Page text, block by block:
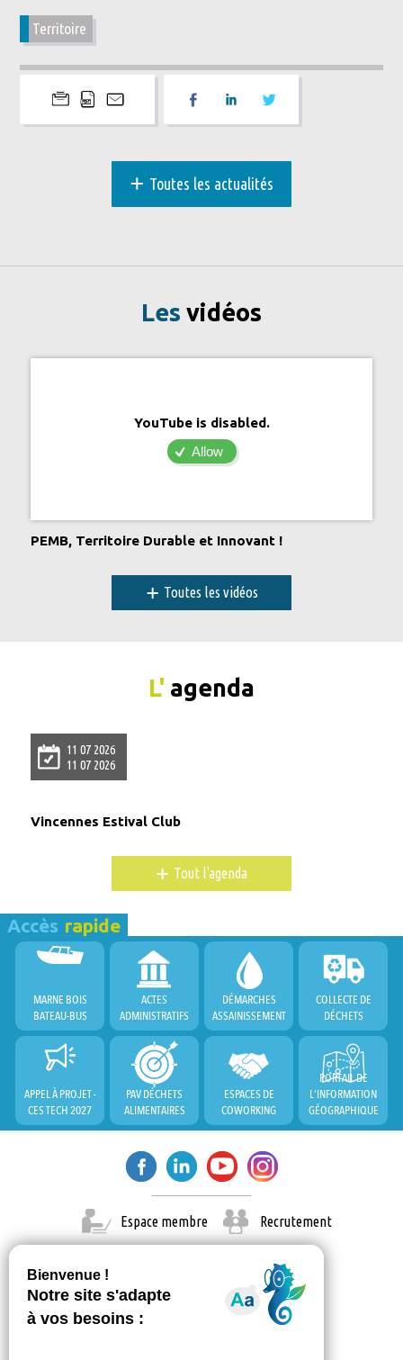
Territoire
+ Toutes les actualités
Les vidéos
YouTube is disabled.
Allow
PEMB, Territoire Durable et Innovant !
+ Toutes les vidéos
L' agenda
11 07 2026
11 07 2026
Vincennes Estival Club
+ Tout l'agenda
Accès rapide
MARNE BOIS
BATEAU-BUS
ACTES
ADMINISTRATIFS
DÉMARCHES
ASSAINISSEMENT
COLLECTE DE
DÉCHETS
APPEL À PROJET -
CES TECH 2027
PAV DÉCHETS
ALIMENTAIRES
ESPACES DE
COWORKING
PORTAIL DE
L'INFORMATION
GÉOGRAPHIQUE
Espace membre Recrutement